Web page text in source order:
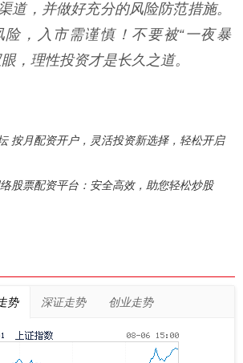
道，并做好充分的风险防范措施。
险，入市需谨慎！不要被“一夜暴
，理性投资才是长久之道。
按月配资开户，灵活投资新选择，轻松开启
股票配资平台：安全高效，助您轻松炒股
势 深证走势 创业走势